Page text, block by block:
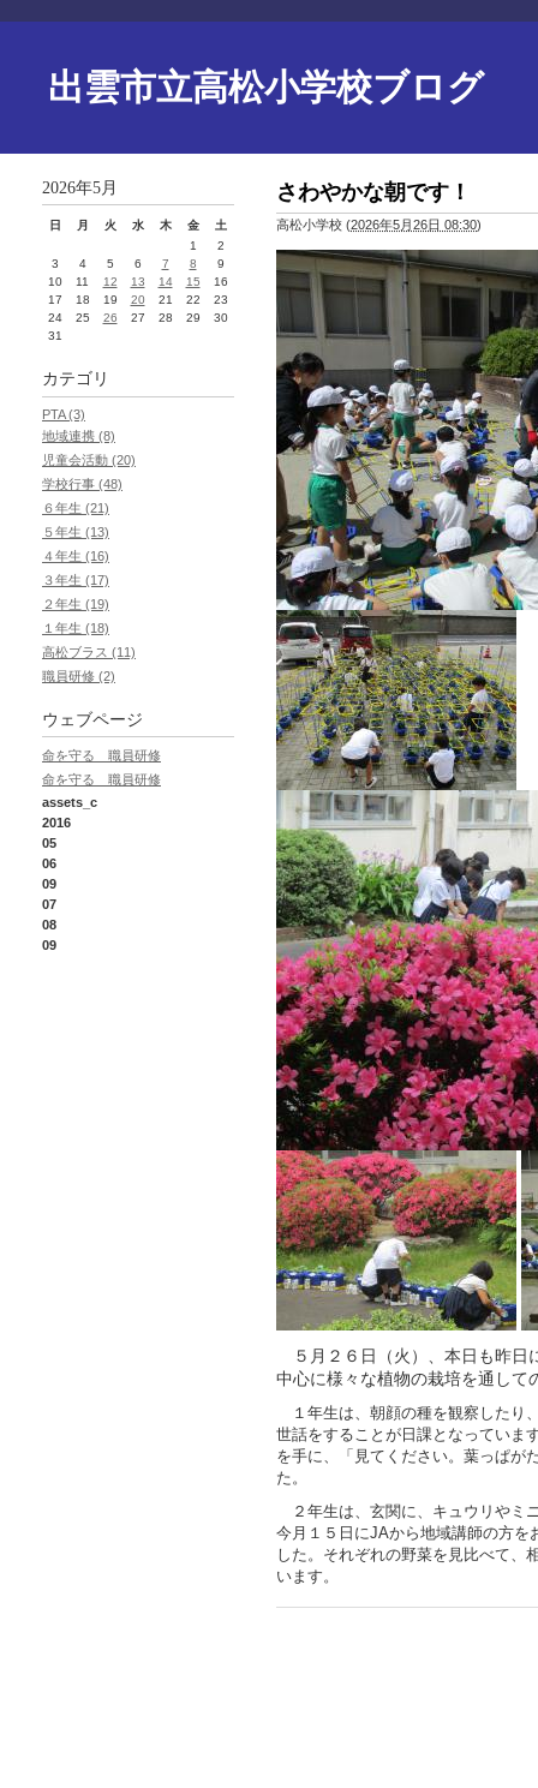
出雲市立高松小学校ブログ
さわやかな朝です！
高松小学校 (2026年5月26日 08:30)
５月２６日（火）、本日も昨日
中心に様々な植物の栽培を通して
１年生は、朝顔の種を観察したり
世話をすることが日課となっていま
を手に、「見てください。葉っぱが
た。
２年生は、玄関に、キュウリやミ
今月１５日にJAから地域講師の方を
した。それぞれの野菜を見比べて、
います。
2026年5月
日 月 火 水 木 金
土
1
2
3
4 5 6 7 8
9
10
11 12 13 14 15
16
17
18 19 20 21 22
23
24
25 26 27 28 29
30
31
カテゴリ
PTA (3)
地域連携 (8)
児童会活動 (20)
学校行事 (48)
６年生 (21)
５年生 (13)
４年生 (16)
３年生 (17)
２年生 (19)
１年生 (18)
高松ブラス (11)
職員研修 (2)
ウェブページ
命を守る 職員研修
命を守る 職員研修
assets_c
2016
05
06
09
07
08
09